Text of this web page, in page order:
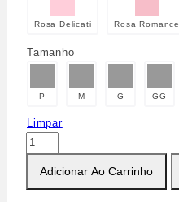
Rosa Delicati Rosa Romance
Tamanho
P M G GG
Limpar
Adicionar Ao Carrinho